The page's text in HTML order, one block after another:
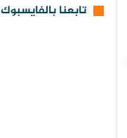
تابعنا بالفايسبوك